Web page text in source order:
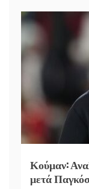
Κούμαν:
μετά